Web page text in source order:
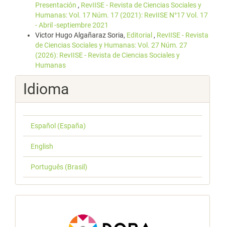
Presentación , RevIISE - Revista de Ciencias Sociales y
Humanas: Vol. 17 Núm. 17 (2021): RevIISE N°17 Vol. 17
- Abril -septiembre 2021
Victor Hugo Algañaraz Soria, Editorial , RevIISE - Revista
de Ciencias Sociales y Humanas: Vol. 27 Núm. 27
(2026): RevIISE - Revista de Ciencias Sociales y
Humanas
Idioma
Español (España)
English
Português (Brasil)